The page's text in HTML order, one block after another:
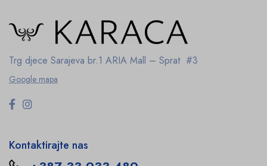
Trg djece Sarajeva br.1 ARIA Mall – Sprat #3
Google mapa
Kontaktirajte nas